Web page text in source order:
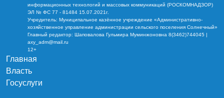
информационных технологий и массовых коммуникаций (РОСКОМНАДЗОР)
ЭЛ № ФС 77 - 81484 15.07.2021г.
Учредитель: Муниципальное казённое учреждение «Административно-
хозяйственное управление администрации сельского поселения Солнечный»
Главный редактор: Шаповалова Гульмира Муминжоновна 8(3462)744045 |
axy_adm@mail.ru
12+
Главная
Власть
Госуслуги